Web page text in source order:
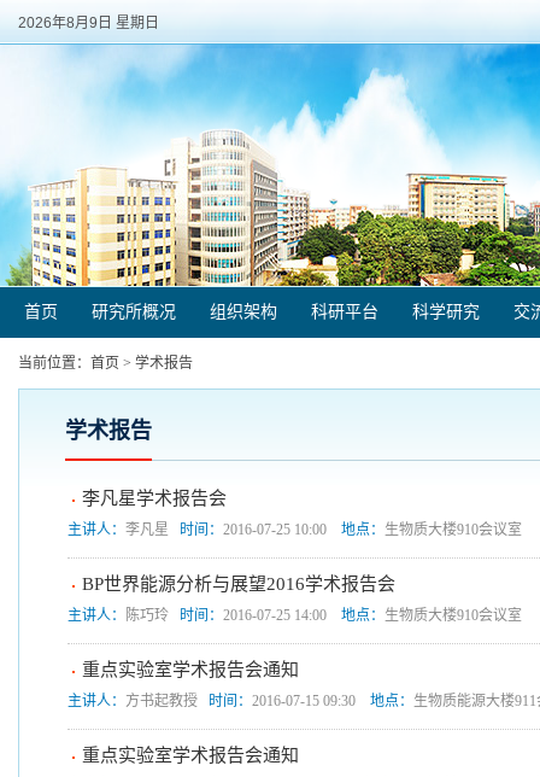
2026年8月9日 星期日
首页 研究所概况 组织架构 科研平台 科学研究 交
当前位置： 首页 > 学术报告
学术报告
李凡星学术报告会
主讲人： 李凡星 时间： 2016-07-25 10:00 地点： 生物质大楼910会议室
BP世界能源分析与展望2016学术报告会
主讲人： 陈巧玲 时间： 2016-07-25 14:00 地点： 生物质大楼910会议室
重点实验室学术报告会通知
主讲人： 方书起教授 时间： 2016-07-15 09:30 地点： 生物质能源大楼
重点实验室学术报告会通知